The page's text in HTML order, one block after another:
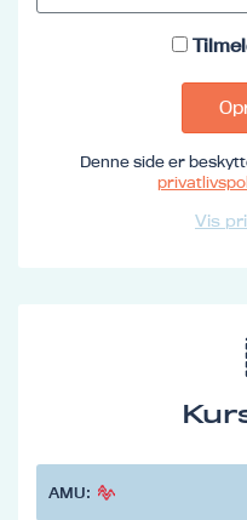
Denne side er
Vis
AMU: